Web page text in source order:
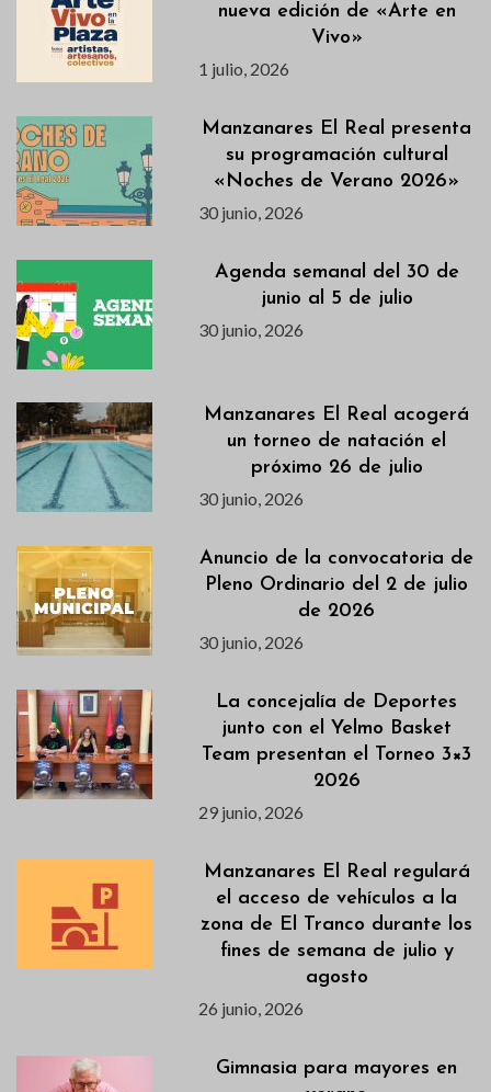
nueva edición de «Arte en
Vivo»
1 julio, 2026
Manzanares El Real presenta
su programación cultural
«Noches de Verano 2026»
30 junio, 2026
Agenda semanal del 30 de
junio al 5 de julio
30 junio, 2026
Manzanares El Real acogerá
un torneo de natación el
próximo 26 de julio
30 junio, 2026
Anuncio de la convocatoria de
Pleno Ordinario del 2 de julio
de 2026
30 junio, 2026
La concejalía de Deportes
junto con el Yelmo Basket
Team presentan el Torneo 3×3
2026
29 junio, 2026
Manzanares El Real regulará
el acceso de vehículos a la
zona de El Tranco durante los
fines de semana de julio y
agosto
26 junio, 2026
Gimnasia para mayores en